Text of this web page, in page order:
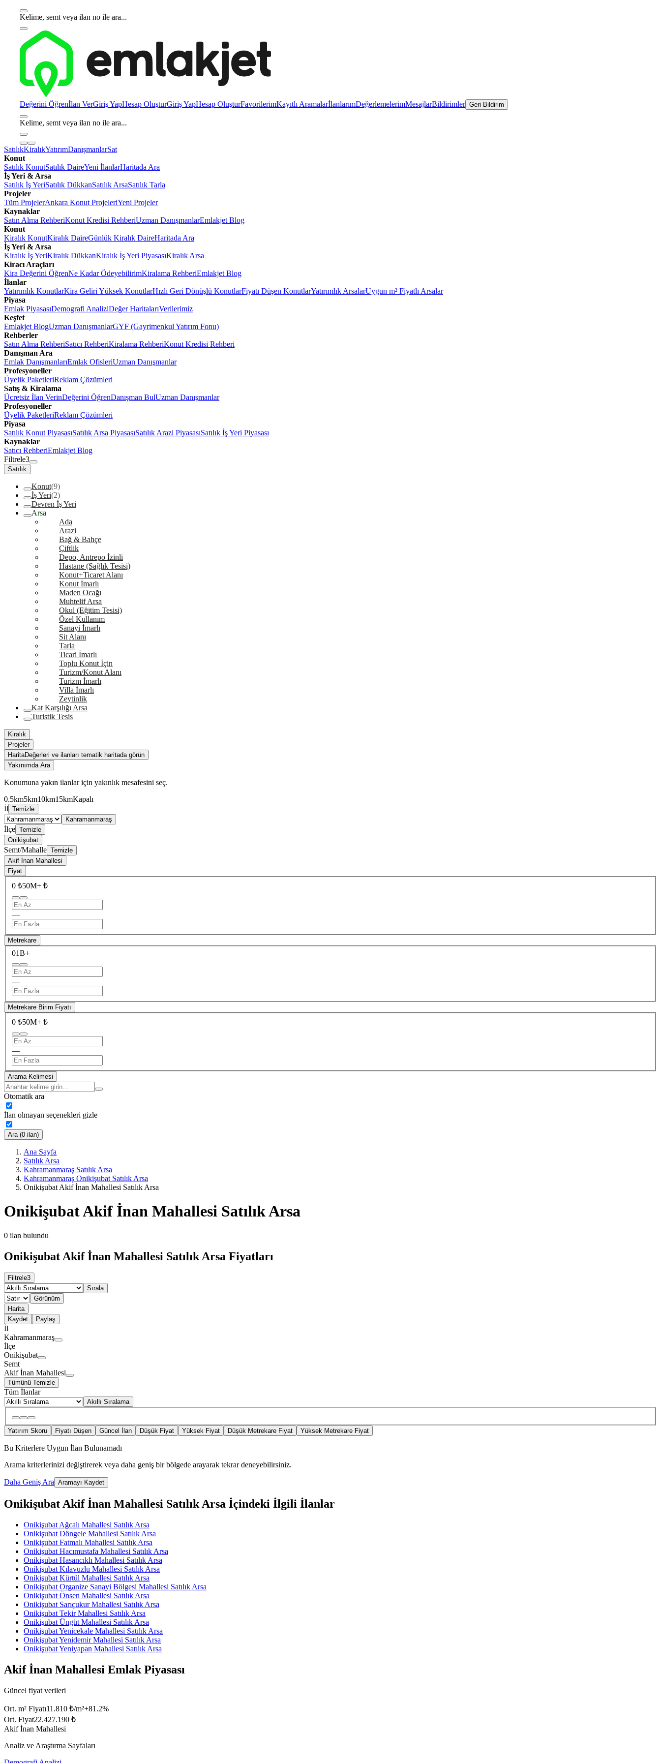
Kelime, semt veya ilan no ile ara...
Değerini Öğrenİlan VerGiriş YapHesap OluşturGiriş YapHesap OluşturFavorilerimKayıtlı AramalarİlanlarımDeğerlemelerimMesajlarBildirimler Geri Bildirim
Kelime, semt veya ilan no ile ara...
SatılıkKiralıkYatırımDanışmanlarSat
Konut
Satılık KonutSatılık DaireYeni İlanlarHaritada Ara
İş Yeri & Arsa
Satılık İş YeriSatılık DükkanSatılık ArsaSatılık Tarla
Projeler
Tüm ProjelerAnkara Konut ProjeleriYeni Projeler
Kaynaklar
Satın Alma RehberiKonut Kredisi RehberiUzman DanışmanlarEmlakjet Blog
Konut
Kiralık KonutKiralık DaireGünlük Kiralık DaireHaritada Ara
İş Yeri & Arsa
Kiralık İş YeriKiralık DükkanKiralık İş Yeri PiyasasıKiralık Arsa
Kiracı Araçları
Kira Değerini ÖğrenNe Kadar ÖdeyebilirimKiralama RehberiEmlakjet Blog
İlanlar
Yatırımlık KonutlarKira Geliri Yüksek KonutlarHızlı Geri Dönüşlü KonutlarFiyatı Düşen KonutlarYatırımlık ArsalarUygun m² Fiyatlı Arsalar
Piyasa
Emlak PiyasasıDemografi AnaliziDeğer HaritalarıVerilerimiz
Keşfet
Emlakjet BlogUzman DanışmanlarGYF (Gayrimenkul Yatırım Fonu)
Rehberler
Satın Alma RehberiSatıcı RehberiKiralama RehberiKonut Kredisi Rehberi
Danışman Ara
Emlak DanışmanlarıEmlak OfisleriUzman Danışmanlar
Profesyoneller
Üyelik PaketleriReklam Çözümleri
Satış & Kiralama
Ücretsiz İlan VerinDeğerini ÖğrenDanışman BulUzman Danışmanlar
Profesyoneller
Üyelik PaketleriReklam Çözümleri
Piyasa
Satılık Konut PiyasasıSatılık Arsa PiyasasıSatılık Arazi PiyasasıSatılık İş Yeri Piyasası
Kaynaklar
Satıcı RehberiEmlakjet Blog
Filtrele3
Satılık
Konut(9)
İş Yeri(2)
Devren İş Yeri
Arsa
Ada
Arazi
Bağ & Bahçe
Çiftlik
Depo, Antrepo İzinli
Hastane (Sağlık Tesisi)
Konut+Ticaret Alanı
Konut İmarlı
Maden Ocağı
Muhtelif Arsa
Okul (Eğitim Tesisi)
Özel Kullanım
Sanayi İmarlı
Sit Alanı
Tarla
Ticari İmarlı
Toplu Konut İçin
Turizm/Konut Alanı
Turizm İmarlı
Villa İmarlı
Zeytinlik
Kat Karşılığı Arsa
Turistik Tesis
Kiralık
Projeler
HaritaDeğerleri ve ilanları tematik haritada görün
Yakınımda Ara
Konumuna yakın ilanlar için yakınlık mesafesini seç.
0.5km5km10km15kmKapalı
İl Temizle
Kahramanmaraş
İlçe Temizle
Onikişubat
Semt/Mahalle Temizle
Akif İnan Mahallesi
Fiyat
0 ₺50M+ ₺
—
Metrekare
01B+
—
Metrekare Birim Fiyatı
0 ₺50M+ ₺
—
Arama Kelimesi
Otomatik ara
İlan olmayan seçenekleri gizle
Ara (0 ilan)
Ana Sayfa
Satılık Arsa
Kahramanmaraş Satılık Arsa
Kahramanmaraş Onikişubat Satılık Arsa
Onikişubat Akif İnan Mahallesi Satılık Arsa
Onikişubat Akif İnan Mahallesi Satılık Arsa
0 ilan bulundu
Onikişubat Akif İnan Mahallesi Satılık Arsa Fiyatları
Filtrele3
Sırala
Görünüm
Harita
Kaydet
Paylaş
İl
Kahramanmaraş
İlçe
Onikişubat
Semt
Akif İnan Mahallesi
Tümünü Temizle
Tüm İlanlar
Akıllı Sıralama
Yatırım Skoru Fiyatı Düşen Güncel İlan Düşük Fiyat Yüksek Fiyat Düşük Metrekare Fiyat Yüksek Metrekare Fiyat
Bu Kriterlere Uygun İlan Bulunamadı
Arama kriterlerinizi değiştirerek veya daha geniş bir bölgede arayarak tekrar deneyebilirsiniz.
Daha Geniş Ara Aramayı Kaydet
Onikişubat Akif İnan Mahallesi Satılık Arsa İçindeki İlgili İlanlar
Onikişubat Ağcalı Mahallesi Satılık Arsa
Onikişubat Döngele Mahallesi Satılık Arsa
Onikişubat Fatmalı Mahallesi Satılık Arsa
Onikişubat Hacımustafa Mahallesi Satılık Arsa
Onikişubat Hasancıklı Mahallesi Satılık Arsa
Onikişubat Kılavuzlu Mahallesi Satılık Arsa
Onikişubat Kürtül Mahallesi Satılık Arsa
Onikişubat Organize Sanayi Bölgesi Mahallesi Satılık Arsa
Onikişubat Önsen Mahallesi Satılık Arsa
Onikişubat Sarıçukur Mahallesi Satılık Arsa
Onikişubat Tekir Mahallesi Satılık Arsa
Onikişubat Üngüt Mahallesi Satılık Arsa
Onikişubat Yenicekale Mahallesi Satılık Arsa
Onikişubat Yenidemir Mahallesi Satılık Arsa
Onikişubat Yeniyapan Mahallesi Satılık Arsa
Akif İnan Mahallesi Emlak Piyasası
Güncel fiyat verileri
Ort. m² Fiyatı11.810 ₺/m²+81.2%
Ort. Fiyat22.427.190 ₺
Akif İnan Mahallesi
Analiz ve Araştırma Sayfaları